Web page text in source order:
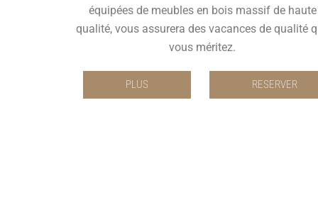
équipées de meubles en bois massif de haute
qualité, vous assurera des vacances de qualité
vous méritez.
PLUS RESERVER